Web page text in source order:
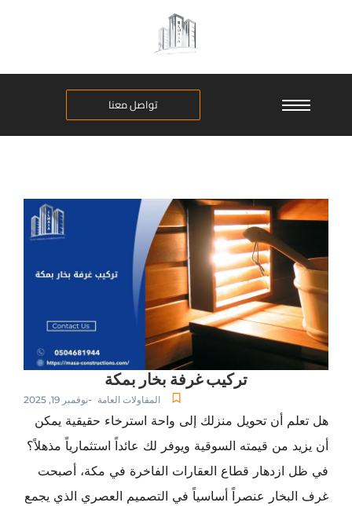
تواصل معنا
تركيب غرفة بخار بمكة
المقاولات العامة -نوفمبر 19, 2025
هل تعلم أن تحويل منزلك إلى واحة استرخاء حقيقية يمكن
أن يزيد من قيمته السوقية ويوفر لك عائداً استثمارياً مذهلاً؟
في ظل ازدهار قطاع العقارات الفاخرة في مكة، أصبحت
غرف البخار عنصراً أساسياً في التصميم العصري الذي يجمع